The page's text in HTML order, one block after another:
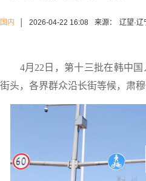
国内 2026-04-22 16:08 来源： 辽望·辽
4月22日，第十三批在韩中国
街头，各界群众沿长街等候，肃